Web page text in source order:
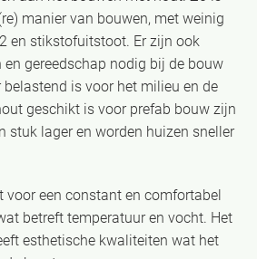
manier van bouwen, met weinig
en stikstofuitstoot. Er zijn ook
en gereedschap nodig bij de bouw
is voor het milieu en de
geschikt is voor prefab bouw zijn
stuk lager en worden huizen sneller
voor een constant en comfortabel
betreft temperatuur en vocht. Het
esthetische kwaliteiten wat het